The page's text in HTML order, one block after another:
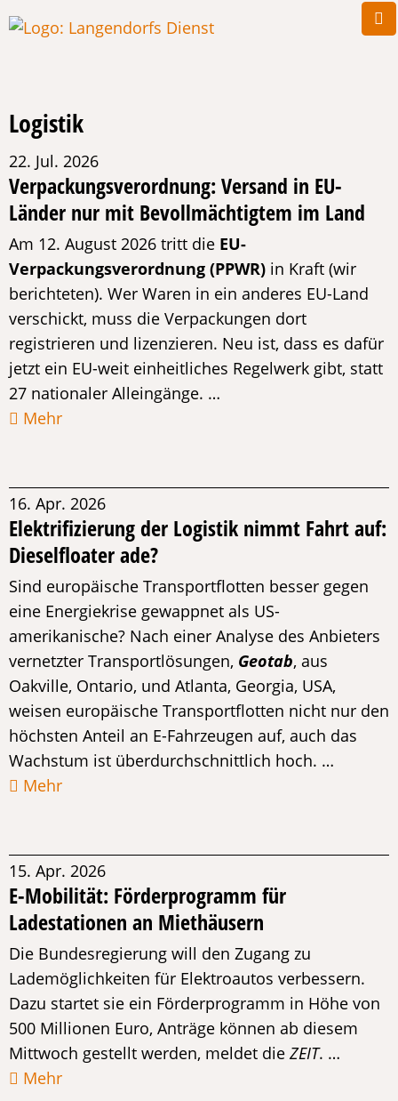
Logistik
22. Jul. 2026
Verpackungsverordnung: Versand in EU-
Länder nur mit Bevollmächtigtem im Land
Am 12. August 2026 tritt die EU-
Verpackungsverordnung (PPWR) in Kraft (wir
berichteten). Wer Waren in ein anderes EU-Land
verschickt, muss die Verpackungen dort
registrieren und lizenzieren. Neu ist, dass es dafür
jetzt ein EU-weit einheitliches Regelwerk gibt, statt
27 nationaler Alleingänge. …
Mehr
16. Apr. 2026
Elektrifizierung der Logistik nimmt Fahrt auf:
Dieselfloater ade?
Sind europäische Transportflotten besser gegen
eine Energiekrise gewappnet als US-
amerikanische? Nach einer Analyse des Anbieters
vernetzter Transportlösungen, Geotab, aus
Oakville, Ontario, und Atlanta, Georgia, USA,
weisen europäische Transportflotten nicht nur den
höchsten Anteil an E-Fahrzeugen auf, auch das
Wachstum ist überdurchschnittlich hoch. …
Mehr
15. Apr. 2026
E-Mobilität: Förderprogramm für
Ladestationen an Miethäusern
Die Bundesregierung will den Zugang zu
Lademöglichkeiten für Elektroautos verbessern.
Dazu startet sie ein Förderprogramm in Höhe von
500 Millionen Euro, Anträge können ab diesem
Mittwoch gestellt werden, meldet die ZEIT. …
Mehr